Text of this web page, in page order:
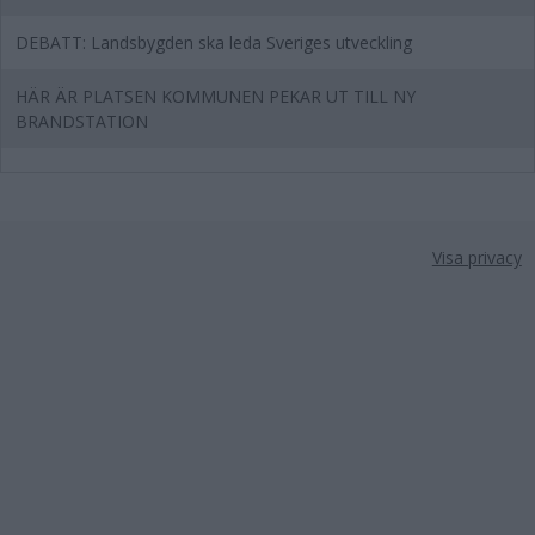
DEBATT: Landsbygden ska leda Sveriges utveckling
HÄR ÄR PLATSEN KOMMUNEN PEKAR UT TILL NY
BRANDSTATION
Visa privacy